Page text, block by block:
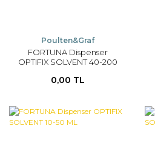
Poulten&Graf
FORTUNA Dispenser
OPTIFIX SOLVENT 40-200
0,00 TL